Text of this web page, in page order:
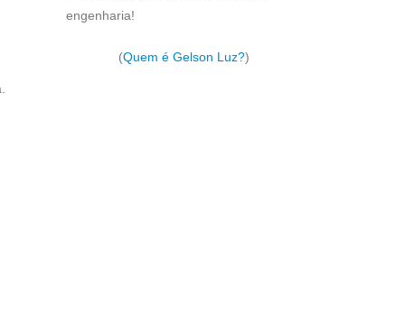
engenharia!
(Quem é Gelson Luz?)